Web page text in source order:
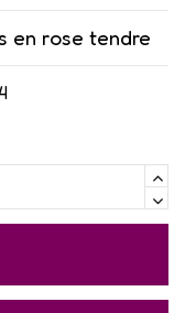
en rose tendre